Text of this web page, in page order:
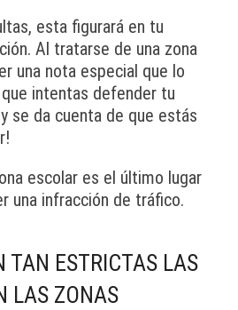
esta figurará en tu
Al tratarse de una zona
una nota especial que lo
intentas defender tu
se da cuenta de que estás
escolar es el último lugar
una infracción de tráfico.
TAN ESTRICTAS LAS
LAS ZONAS